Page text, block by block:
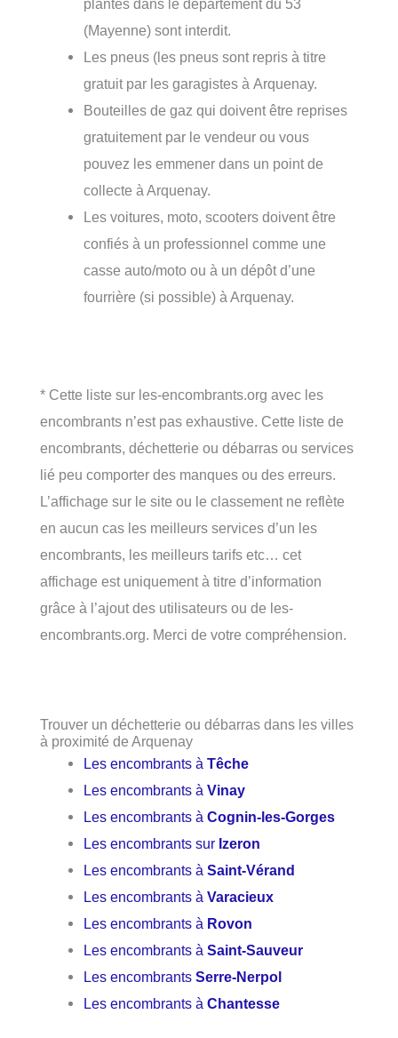
(Mayenne) sont interdit.
Les pneus (les pneus sont repris à titre
gratuit par les garagistes à Arquenay.
Bouteilles de gaz qui doivent être reprises
gratuitement par le vendeur ou vous
pouvez les emmener dans un point de
collecte à Arquenay.
Les voitures, moto, scooters doivent être
confiés à un professionnel comme une
casse auto/moto ou à un dépôt d’une
fourrière (si possible) à Arquenay.
* Cette liste sur les-encombrants.org avec les
encombrants n’est pas exhaustive. Cette liste de
encombrants, déchetterie ou débarras ou services
lié peu comporter des manques ou des erreurs.
L’affichage sur le site ou le classement ne reflète
en aucun cas les meilleurs services d’un les
encombrants, les meilleurs tarifs etc… cet
affichage est uniquement à titre d’information
grâce à l’ajout des utilisateurs ou de les-
encombrants.org. Merci de votre compréhension.
Trouver un déchetterie ou débarras dans les villes
à proximité de Arquenay
Les encombrants àTêche
Les encombrants àVinay
Les encombrants àCognin-les-Gorges
Les encombrants sur Izeron
Les encombrants àSaint-Vérand
Les encombrants àVaracieux
Les encombrants à Rovon
Les encombrants àSaint-Sauveur
Les encombrantsSerre-Nerpol
Les encombrants àChantesse